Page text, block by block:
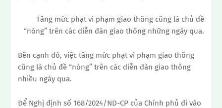
Tăng mức phạt vi phạm giao thông cũng là chủ đề
“nóng” trên các diễn đàn giao thông những ngày qua.
Bên cạnh đó, việc tăng mức phạt vi phạm giao thông
cũng là chủ đề “nóng” trên các diễn đàn giao thông
nhiều ngày qua.
Để Nghị định số 168/2024/ND-CP của Chính phủ đi vào